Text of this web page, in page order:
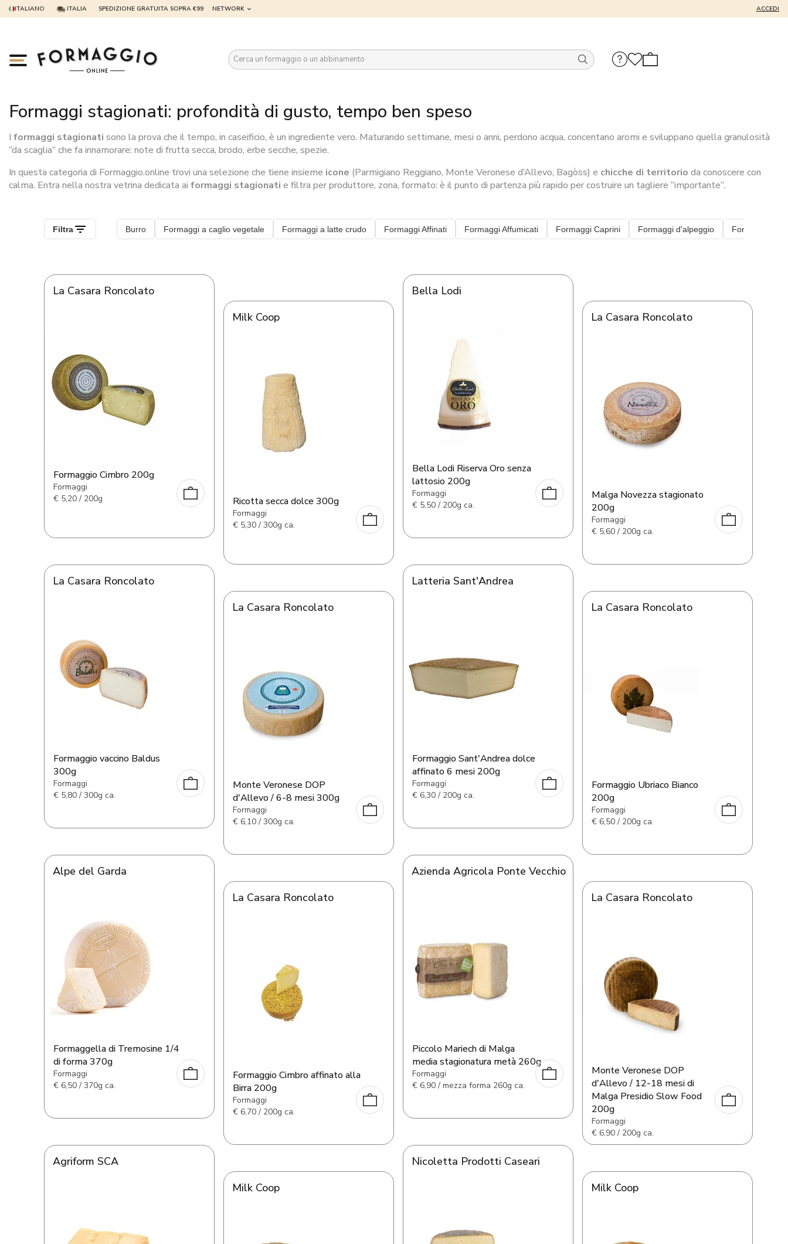
ITALIANO ITALIA SPEDIZIONE GRATUITA SOPRA €99 NETWORK ACCEDI
Formaggi stagionati: profondità di gusto, tempo ben speso
I formaggi stagionati sono la prova che il tempo, in caseificio, è un ingrediente vero. Maturando settimane, mesi o anni, perdono acqua, concentano aromi e sviluppano quella granulosità
“da scaglia” che fa innamorare: note di frutta secca, brodo, erbe secche, spezie.
In questa categoria di Formaggio.online trovi una selezione che tiene insieme icone (Parmigiano Reggiano, Monte Veronese d’Allevo, Bagòss) e chicche di territorio da conoscere con
calma. Entra nella nostra vetrina dedicata ai formaggi stagionati e filtra per produttore, zona, formato: è il punto di partenza più rapido per costruire un tagliere “importante”.
La Casara Roncolato
Formaggio Cimbro 200g
Formaggi
€ 5,20 / 200g
Milk Coop
Ricotta secca dolce 300g
Formaggi
€ 5,30 / 300g ca.
Bella Lodi
Bella Lodi Riserva Oro senza
lattosio 200g
Formaggi
€ 5,50 / 200g ca.
La Casara Roncolato
Malga Novezza stagionato
200g
Formaggi
€ 5,60 / 200g ca.
La Casara Roncolato
Formaggio vaccino Baldus
300g
Formaggi
€ 5,80 / 300g ca.
La Casara Roncolato
Monte Veronese DOP
d'Allevo / 6-8 mesi 300g
Formaggi
€ 6,10 / 300g ca.
Latteria Sant'Andrea
Formaggio Sant'Andrea dolce
affinato 6 mesi 200g
Formaggi
€ 6,30 / 200g ca.
La Casara Roncolato
Formaggio Ubriaco Bianco
200g
Formaggi
€ 6,50 / 200g ca.
Alpe del Garda
Formaggella di Tremosine 1/4
di forma 370g
Formaggi
€ 6,50 / 370g ca.
La Casara Roncolato
Formaggio Cimbro affinato alla
Birra 200g
Formaggi
€ 6,70 / 200g ca.
Azienda Agricola Ponte Vecchio
Piccolo Mariech di Malga
media stagionatura metà 260g
Formaggi
€ 6,90 / mezza forma 260g ca.
La Casara Roncolato
Monte Veronese DOP
d'Allevo / 12-18 mesi di
Malga Presidio Slow Food
200g
Formaggi
€ 6,90 / 200g ca.
Agriform SCA
Milk Coop
Nicoletta Prodotti Caseari
Milk Coop